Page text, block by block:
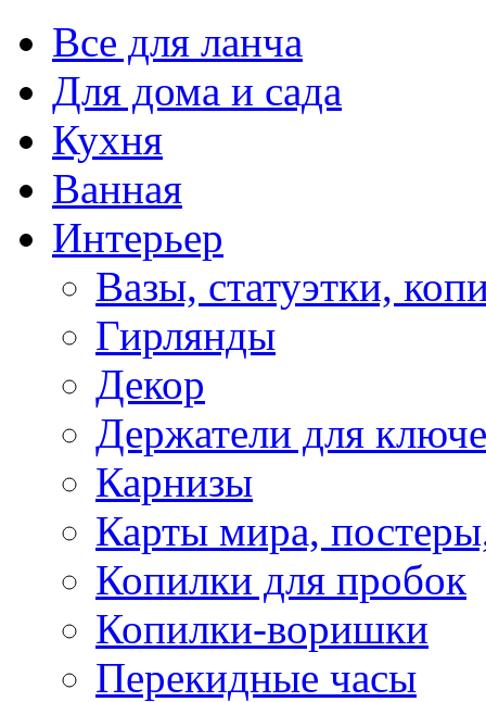
Все для ланча
Для дома и сада
Кухня
Ванная
Интерьер
Вазы, статуэтки,
Гирлянды
Декор
Держатели для
Карнизы
Карты мира,
Копилки для пробок
Копилки-воришки
Перекидные часы